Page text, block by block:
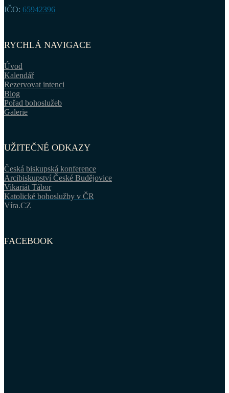
IČO: 65942396
RYCHLÁ NAVIGACE
Úvod
Kalendář
Rezervovat intenci
Blog
Pořad bohoslužeb
Galerie
UŽITEČNÉ ODKAZY
Česká biskupská konference
Arcibiskupství České Budějovice
Vikariát Tábor
Katolické bohoslužby v ČR
Víra.CZ
FACEBOOK